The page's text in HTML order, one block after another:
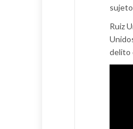
Ruiz
delito